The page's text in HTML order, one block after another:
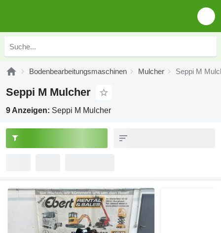
Bodenbearbeitungsmaschinen Mulcher Seppi M
Seppi M Mulcher
9 Anzeigen: Seppi M Mulcher